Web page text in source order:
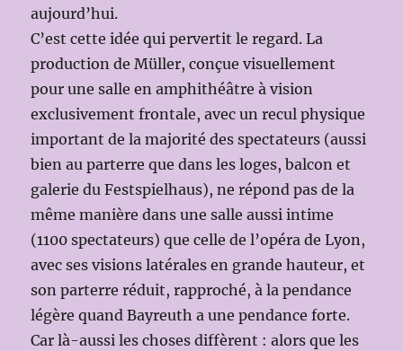
aujourd’hui.
C’est cette idée qui pervertit le regard. La
production de Müller, conçue visuellement
pour une salle en amphithéâtre à vision
exclusivement frontale, avec un recul physique
important de la majorité des spectateurs (aussi
bien au parterre que dans les loges, balcon et
galerie du Festspielhaus), ne répond pas de la
même manière dans une salle aussi intime
(1100 spectateurs) que celle de l’opéra de Lyon,
avec ses visions latérales en grande hauteur, et
son parterre réduit, rapproché, à la pendance
légère quand Bayreuth a une pendance forte.
Car là-aussi les choses diffèrent : alors que les